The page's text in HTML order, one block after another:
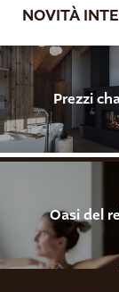
NOVITÀ
Prezzi
Oasi del